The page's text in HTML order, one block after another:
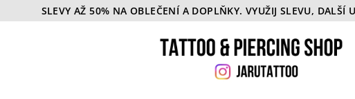
SLEVY AŽ 50% NA OBLEČENÍ A DOPLŇKY. VYUŽIJ SLEVU, DALŠÍ